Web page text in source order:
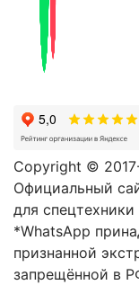
Copyright ©
Официальный
для
*WhatsApp
признанной
запрещённой в